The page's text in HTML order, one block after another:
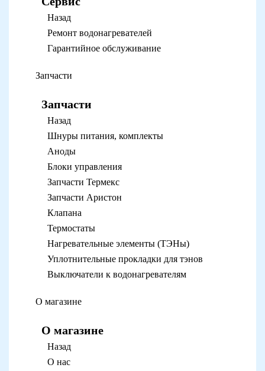
Назад
Ремонт водонагревателей
Гарантийное обслуживание
Запчасти
Запчасти
Назад
Шнуры питания, комплекты
Аноды
Блоки управления
Запчасти Термекс
Запчасти Аристон
Клапана
Термостаты
Нагревательные элементы (ТЭНы)
Уплотнительные прокладки для тэнов
Выключатели к водонагревателям
О магазине
О магазине
Назад
О нас